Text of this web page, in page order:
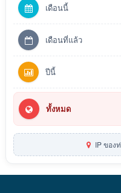
เดือนนี้
เดือนที่แล้ว
ปีนี้
ทั้งหมด
IP ของ